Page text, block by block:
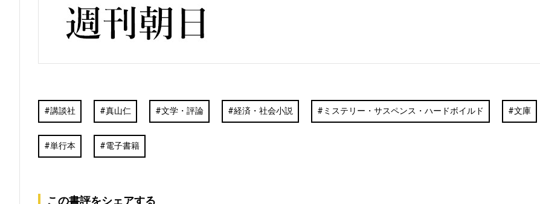
講談社 真山仁 文学・評論 経済・社会小説 ミステリー・サスペンス・ハードボイルド 文庫
単行本 電子書籍
この書評をシェアする